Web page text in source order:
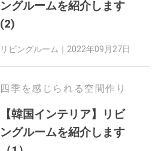
ングルームを紹介します
(2)
リビングルーム｜2022年09月27日
四季を感じられる空間作り
【韓国インテリア】リビ
ングルームを紹介します